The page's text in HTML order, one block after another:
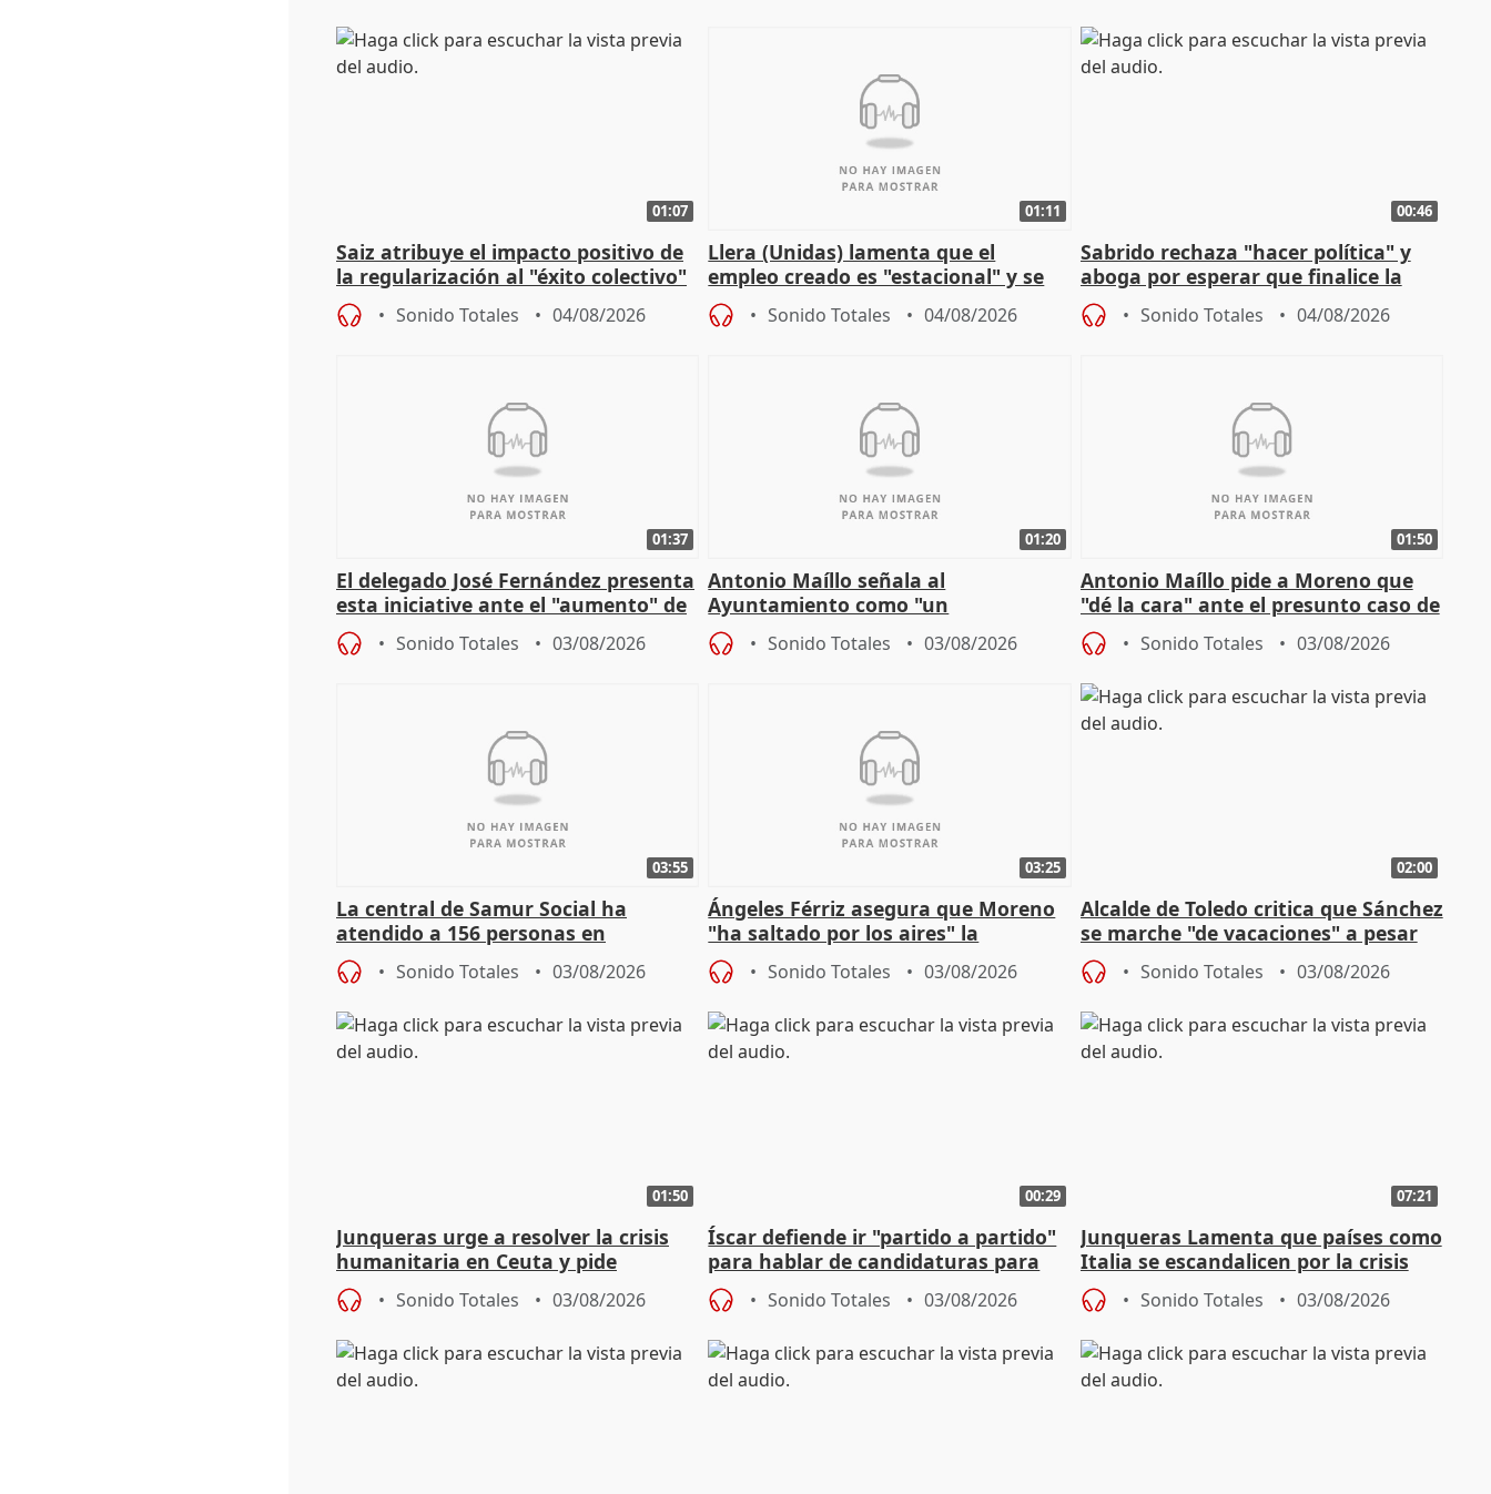
01:07
Saiz atribuye el impacto positivo de
la regularización al "éxito colectivo"
del Gobierno
Sonido Totales 04/08/2026
01:11
Llera (Unidas) lamenta que el
empleo creado es "estacional" y se
"esfumará" al acabar el verano
Sonido Totales 04/08/2026
00:46
Sabrido rechaza "hacer política" y
aboga por esperar que finalice la
investigación del incendio
Sonido Totales 04/08/2026
01:37
El delegado José Fernández presenta
esta iniciative ante el "aumento" de
personas sin hogar en Madri
Sonido Totales 03/08/2026
01:20
Antonio Maíllo señala al
Ayuntamiento como "un
especulador más" sobre viviendas de
Jiménez Becerril
Sonido Totales 03/08/2026
01:50
Antonio Maíllo pide a Moreno que
"dé la cara" ante el presunto caso de
acoso del CEO de ADM
Sonido Totales 03/08/2026
03:55
La central de Samur Social ha
atendido a 156 personas en
situación de calle durante Campaña
de CalorSonido Totales 03/08/2026
03:25
Ángeles Férriz asegura que Moreno
"ha saltado por los aires" la
negociación tras acuerdo con SMA
Sonido Totales 03/08/2026
02:00
Alcalde de Toledo critica que Sánchez
se marche "de vacaciones" a pesar
de la crisis migratoria
Sonido Totales 03/08/2026
01:50
Junqueras urge a resolver la crisis
humanitaria en Ceuta y pide
responsabilidad a la UE
Sonido Totales 03/08/2026
00:29
Íscar defiende ir "partido a partido"
para hablar de candidaturas para
2027
Sonido Totales 03/08/2026
07:21
Junqueras Lamenta que países como
Italia se escandalicen por la crisis
migratoria
Sonido Totales 03/08/2026